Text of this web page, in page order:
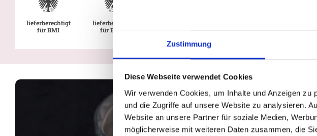
Zustimmung
Diese Webseite verwendet Cookies
Wir verwenden Cookies, um Inhalte und Anzeigen
und die Zugriffe auf unsere Website zu analysieren.
Website an unsere Partner für soziale Medien,
möglicherweise mit weiteren Daten zusammen, die
lieferberechtigt
für BMI
lieferberechtigt
für BMVg